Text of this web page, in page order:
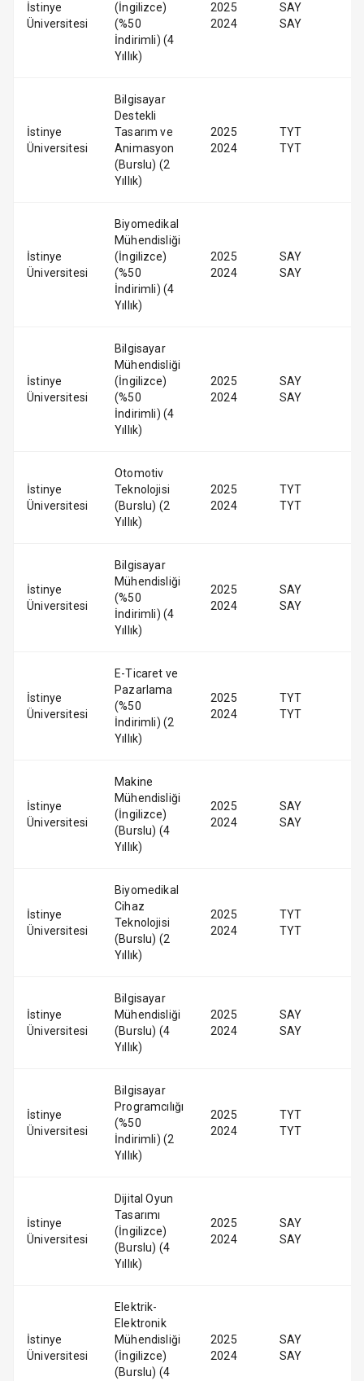
İstinye
Üniversitesi
(İngilizce)
(%50
İndirimli) (4
Yıllık)
2025
2024
SAY
SAY
İstinye
Üniversitesi
Bilgisayar
Destekli
Tasarım ve
Animasyon
(Burslu) (2
Yıllık)
2025
2024
TYT
TYT
İstinye
Üniversitesi
Biyomedikal
Mühendisliği
(İngilizce)
(%50
İndirimli) (4
Yıllık)
2025
2024
SAY
SAY
İstinye
Üniversitesi
Bilgisayar
Mühendisliği
(İngilizce)
(%50
İndirimli) (4
Yıllık)
2025
2024
SAY
SAY
İstinye
Üniversitesi
Otomotiv
Teknolojisi
(Burslu) (2
Yıllık)
2025
2024
TYT
TYT
İstinye
Üniversitesi
Bilgisayar
Mühendisliği
(%50
İndirimli) (4
Yıllık)
2025
2024
SAY
SAY
İstinye
Üniversitesi
E-Ticaret ve
Pazarlama
(%50
İndirimli) (2
Yıllık)
2025
2024
TYT
TYT
İstinye
Üniversitesi
Makine
Mühendisliği
(İngilizce)
(Burslu) (4
Yıllık)
2025
2024
SAY
SAY
İstinye
Üniversitesi
Biyomedikal
Cihaz
Teknolojisi
(Burslu) (2
Yıllık)
2025
2024
TYT
TYT
İstinye
Üniversitesi
Bilgisayar
Mühendisliği
(Burslu) (4
Yıllık)
2025
2024
SAY
SAY
İstinye
Üniversitesi
Bilgisayar
Programcılığı
(%50
İndirimli) (2
Yıllık)
2025
2024
TYT
TYT
İstinye
Üniversitesi
Dijital Oyun
Tasarımı
(İngilizce)
(Burslu) (4
Yıllık)
2025
2024
SAY
SAY
İstinye
Üniversitesi
Elektrik-
Elektronik
Mühendisliği
(İngilizce)
(Burslu) (4
2025
2024
SAY
SAY